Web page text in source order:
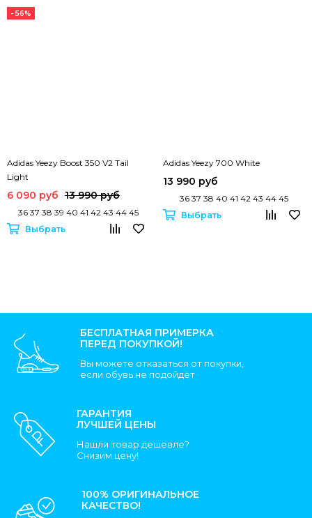
- 56%
Adidas Yeezy Boost 350 V2 Tail
Light
6 090 руб 13 990 руб
36 37 38 39 40 41 42 43 44 45
Выбрать
Adidas Yeezy 700 White
13 990 руб
36 37 38 40 41 42 43 44 45
Выбрать
БЕСПЛАТНАЯ ПРИМЕРКА
ПЕРЕД ПОКУПКОЙ!
Вы можете отказаться от покупки,
если обувь не подойдёт
ГАРАНТИЯ
ЛУЧШЕЙ ЦЕНЫ
Нашли товар дешевле?
Снизим цену!
100% ОРИГИНАЛЬНОЕ
КАЧЕСТВО!